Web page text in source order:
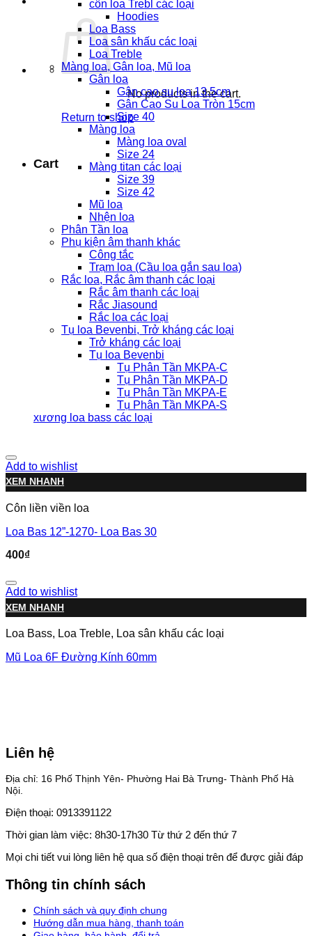
No products in the cart.
Return to shop
Cart
côn loa Trebl các loại
Hoodies
Loa Bass
Loa sân khấu các loại
Loa Treble
Màng loa, Gân loa, Mũ loa
Gân loa
Gân cao su loa 13.5cm
Gân Cao Su Loa Tròn 15cm
Size 40
Màng loa
Màng loa oval
Size 24
Màng titan các loại
Size 39
Size 42
Mũ loa
Nhện loa
Phân Tần loa
Phụ kiện âm thanh khác
Công tắc
Trạm loa (Cầu loa gắn sau loa)
Rắc loa, Rắc âm thanh các loại
Rắc âm thanh các loại
Rắc Jiasound
Rắc loa các loại
Tụ loa Bevenbi, Trở kháng các loại
Trở kháng các loại
Tụ loa Bevenbi
Tụ Phân Tần MKPA-C
Tụ Phân Tần MKPA-D
Tụ Phân Tần MKPA-E
Tụ Phân Tần MKPA-S
xương loa bass các loại
Add to wishlist
XEM NHANH
Côn liền viền loa
Loa Bas 12”-1270- Loa Bas 30
400₫
Add to wishlist
XEM NHANH
Loa Bass, Loa Treble, Loa sân khấu các loại
Mũ Loa 6F Đường Kính 60mm
Liên hệ
Địa chỉ: 16 Phố Thịnh Yên- Phường Hai Bà Trưng- Thành Phố Hà
Nội.
Điện thoại: 0913391122
Thời gian làm việc: 8h30-17h30 Từ thứ 2 đến thứ 7
Mọi chi tiết vui lòng liên hệ qua số điện thoại trên để được giải đáp
Thông tin chính sách
Chính sách và quy định chung
Hướng dẫn mua hàng, thanh toán